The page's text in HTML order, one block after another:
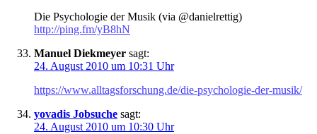
Die Psychologie der Musik (via @danielrettig)
http://ping.fm/yB8hN
Manuel Diekmeyer sagt:
24. August 2010 um 10:31 Uhr
https://www.alltagsforschung.de/die-psychologie-der-musik/
yovadis Jobsuche sagt:
24. August 2010 um 10:30 Uhr